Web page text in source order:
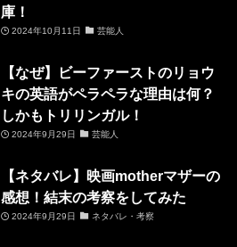
庫！
2024年10月11日 芸能人
【なぜ】ビーファーストのリョウ
キの英語がペラペラな理由は何？
しかもトリリンガル！
2024年9月29日 芸能人
【ネタバレ】映画motherマザーの
感想！結末の考察をしてみた
2024年9月29日 ネタバレ・考察